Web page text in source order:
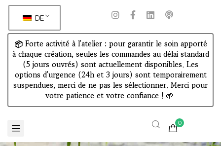
📦 Forte activité à l'atelier : pour garantir le soin apporté
à chaque création, seules les commandes au délai standard
(5 jours ouvrés) sont actuellement disponibles. Les
options d'urgence (24h et 3 jours) sont temporairement
suspendues, merci de ne pas les sélectionner. Merci pour
votre patience et votre confiance ! 🌱
DE
0